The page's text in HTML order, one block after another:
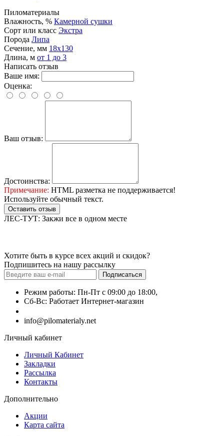
Пиломатериалы
Влажность, % Камерной сушки
Сорт или класс Экстра
Порода Липа
Сечение, мм 18x130
Длина, м от 1 до 3
Написать отзыв
Ваше имя:
Оценка:
Ваш отзыв:
Достоинства:
Примечание: HTML разметка не поддерживается!
Используйте обычный текст.
Оставить отзыв
ЛЕС-ТУТ: Закжи все в одном месте
Хотите быть в курсе всех акций и скидок?
Подпишитесь на нашу рассылку
Подписаться
Режим работы: Пн-Пт с 09:00 до 18:00,
Сб-Вс: Работает Интернет-магазин
info@pilomaterialy.net
Личный кабинет
Личный Кабинет
Закладки
Рассылка
Контакты
Дополнительно
Акции
Карта сайта